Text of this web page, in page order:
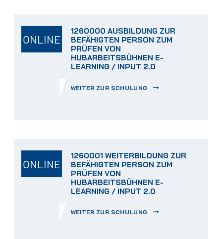
ONLINE
1260000 AUSBILDUNG ZUR
BEFÄHIGTEN PERSON ZUM
PRÜFEN VON
HUBARBEITSBÜHNEN E-
LEARNING / INPUT 2.0
WEITER ZUR SCHULUNG
ONLINE
1260001 WEITERBILDUNG ZUR
BEFÄHIGTEN PERSON ZUM
PRÜFEN VON
HUBARBEITSBÜHNEN E-
LEARNING / INPUT 2.0
WEITER ZUR SCHULUNG